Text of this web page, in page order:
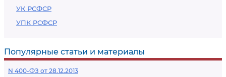
УК РСФСР
УПК РСФСР
Популярные статьи и материалы
N 400-ФЗ от 28.12.2013